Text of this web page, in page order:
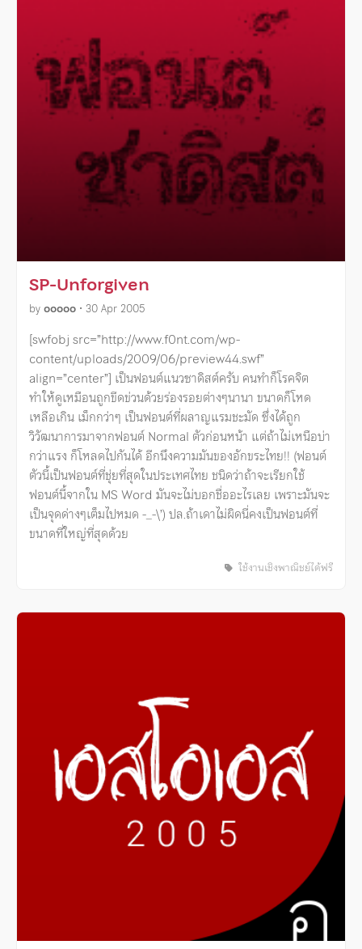
SP-Unforgiven
byooooo • 30 Apr 2005
[swfobj src=”http://www.f0nt.com/wp-
content/uploads/2009/06/preview44.swf”
align=”center”] เป็นฟอนต์แนวซาดิสต์ครับ คนทำก็โรคจิต
ทำให้ดูเหมือนถูกขีดข่วนด้วยร่องรอยต่างๆนานา ขนาดก็โหด
เหลือเกิน เม็กกว่าๆ เป็นฟอนต์ที่ผลาญแรมชะมัด ซึ่งได้ถูก
วิวัฒนาการมาจากฟอนต์ Normal ตัวก่อนหน้า แต่ถ้าไม่เหนือบ่า
กว่าแรง ก็โหลดไปกันได้ อีกนึงความมันของอักขระไทย!! (ฟอนต์
ตัวนี้เป็นฟอนต์ที่ชุ่ยที่สุดในประเทศไทย ชนิดว่าถ้าจะเรียกใช้
ฟอนต์นี้จากใน MS Word มันจะไม่บอกชื่ออะไรเลย เพราะมันจะ
เป็นจุดด่างๆเต็มไปหมด -_-\’) ปล.ถ้าเดาไม่ผิดนี่คงเป็นฟอนต์ที่
ขนาดที่ใหญ่ที่สุดด้วย
ใช้งานเชิงพาณิชย์ได้ฟรี